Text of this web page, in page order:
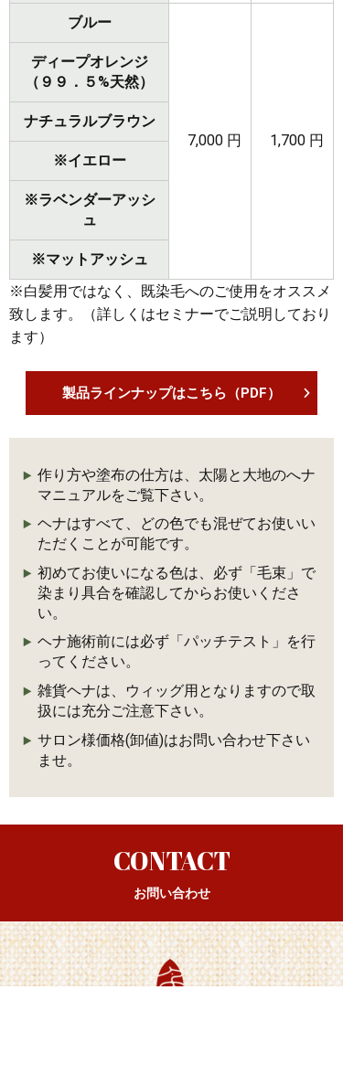
ブルー
7,000 円 1,700 円
ディープオレンジ
（９９．５%天然）
ナチュラルブラウン
※イエロー
※ラベンダーアッシ
ュ
※マットアッシュ
※白髪用ではなく、既染毛へのご使用をオススメ
致します。（詳しくはセミナーでご説明しており
ます）
製品ラインナップはこちら（PDF）
作り方や塗布の仕方は、太陽と大地のへナ
マニュアルをご覧下さい。
ヘナはすべて、どの色でも混ぜてお使いい
ただくことが可能です。
初めてお使いになる色は、必ず「毛束」で
染まり具合を確認してからお使いくださ
い。
ヘナ施術前には必ず「パッチテスト」を行
ってください。
雑貨ヘナは、ウィッグ用となりますので取
扱には充分ご注意下さい。
サロン様価格(卸値)はお問い合わせ下さい
ませ。
CONTACT
お問い合わせ